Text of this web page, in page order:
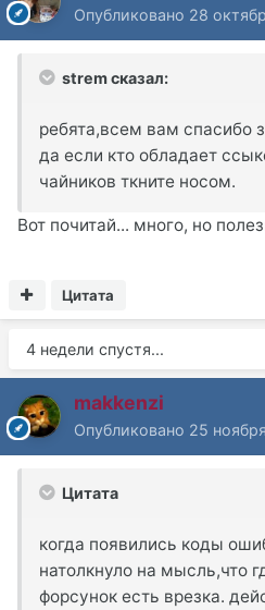
Опубликовано 28
strem сказал:
ребята,всем вам спасибо
да если кто обладает
чайников ткните носом.
Вот почитай... много, но
Цитата
4 недели спустя...
makkenzi
Опубликовано 25
Цитата
когда появились коды
натолкнуло на мысль,что
форсунок есть врезка.